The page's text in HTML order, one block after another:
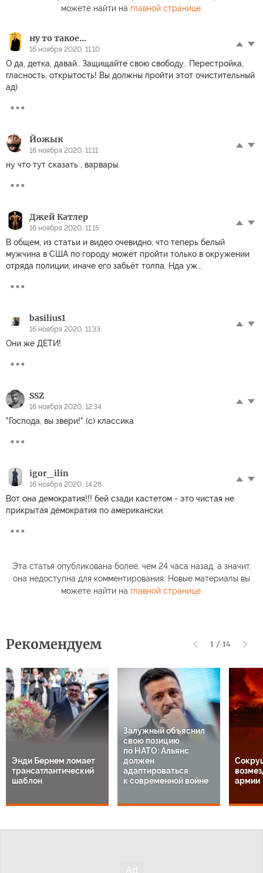
можете найти на главной странице.
ну то такое...
16 ноября 2020, 11:10
О да, детка, давай.. Защищайте свою свободу.. Перестройка,
гласность, открытость! Вы должны пройти этот очистительный
ад)
Йожык
16 ноября 2020, 11:11
ну что тут сказать , варвары.
Джей Катлер
16 ноября 2020, 11:15
В общем, из статьи и видео очевидно, что теперь белый
мужчина в США по городу может пройти только в окружении
отряда полиции, иначе его забьёт толпа. Нда уж...
basilius1
16 ноября 2020, 11:33
Они же ДЕТИ!
SSZ
16 ноября 2020, 12:34
"Господа, вы звери!" (с) классика
igor_ilin
16 ноября 2020, 14:28
Вот она демократия!!! бей сзади кастетом - это чистая не
прикрытая демократия по американски.
Эта статья опубликована более, чем 24 часа назад, а значит,
она недоступна для комментирования. Новые материалы вы
можете найти на главной странице.
Рекомендуем 1 / 14
Энди Бернем ломает
трансатлантический
шаблон
Залужный объяснил
свою позицию
по НАТО: Альянс
должен
адаптироваться
к современной войне
армии